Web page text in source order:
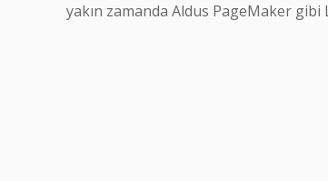
yakın zamanda Aldus PageMaker gibi